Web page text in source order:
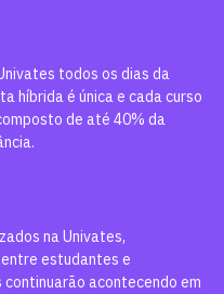
todos os dias da
híbrida é única e cada curso
de até 40% da
na Univates,
estudantes e
acontecendo em